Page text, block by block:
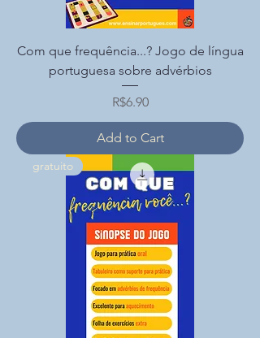
Com que frequência...? Jogo de língua
portuguesa sobre advérbios
Price
R$6.90
Add to Cart
gratuito